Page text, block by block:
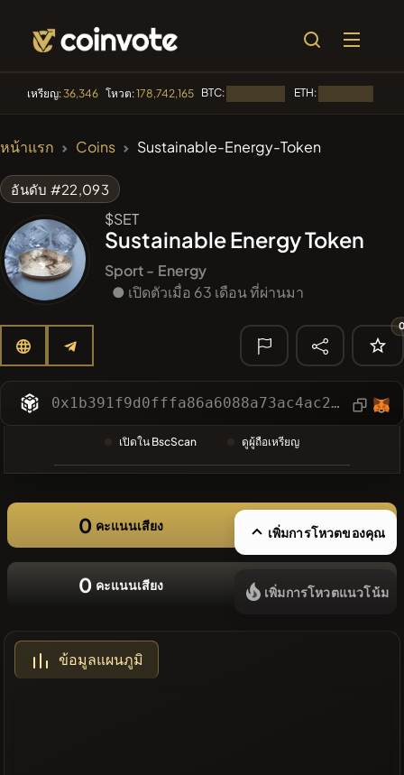
เหรียญ:36,346 โหวต:178,742,165 BTC: ETH:
ที่นิยม
#279
Moon Highway DRUMM
#277
ล่าสุด
❌ไม่มี
เหรียญล่าสุด
หน้าแรก Coins Sustainable-Energy-Token
อันดับ #22,093
$SET
Sustainable Energy Token
Sport - Energy
● เปิดตัวเมื่อ 63 เดือน ที่ผ่านมา
0x1b391f9d0fffa86a6088a73ac4ac28d12c9ccfbd
เปิดใน BscScan ดูผู้ถือเหรียญ
0 คะแนนเสียง เพิ่มการโหวตของคุณ
0 คะแนนเสียง เพิ่มการโหวตแนวโน้ม
ข้อมูลแผนภูมิ